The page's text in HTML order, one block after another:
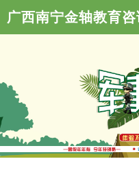
广西南宁金轴教育咨